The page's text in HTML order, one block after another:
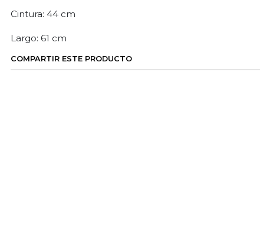
Cintura: 44 cm
Largo: 61 cm
COMPARTIR ESTE PRODUCTO